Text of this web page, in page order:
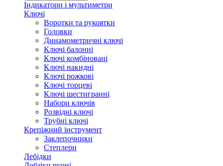
Індикатори і мультиметри
Ключі
Воротки та рукоятки
Головки
Динамометричні ключі
Ключі балонні
Ключі комбіновані
Ключі накидні
Ключі рожкові
Ключі торцеві
Ключі шестигранні
Набори ключів
Розвідні ключі
Трубні ключі
Крепіжний інструмент
Заклепочники
Степлери
Лебідки